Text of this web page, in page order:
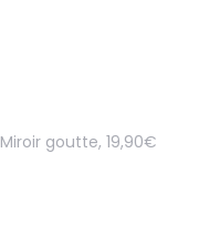
Miroir goutte, 19,90€